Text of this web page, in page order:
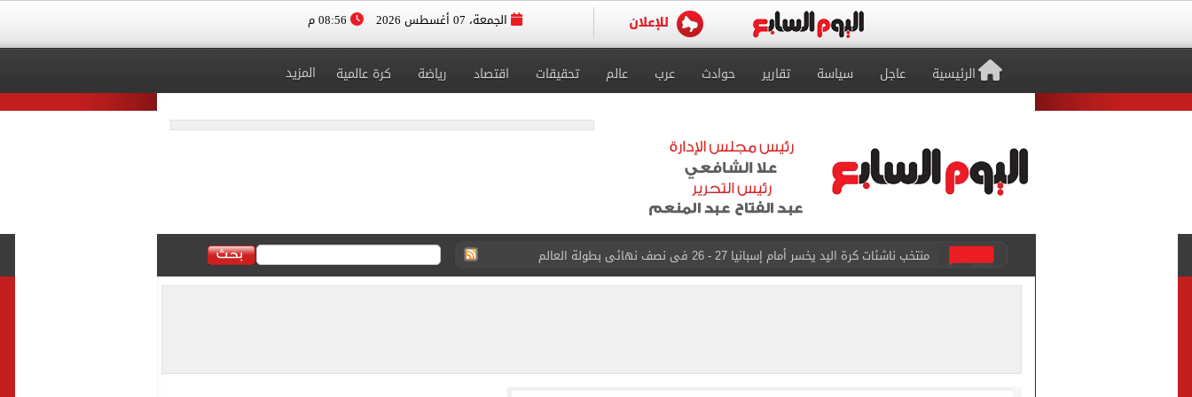
الجمعة، 07 أغسطس 2026
الرئيسية عاجل سياسة تقارير حوادث عرب عالم تحقيقات اقتصاد رياضة كرة عالمية المزيد
منتخب ناشئات كرة اليد يخسر أمام إسبانيا 27 - 26 فى نصف نهائى بطولة العالم
قفزة أعادت الزمن الجميل.. رأسية وائل جمعة فى مران الأهلي تستحضر أمجاد الصخرة
الزمالك يبلغ 4 لاعبين بعدم التواجد مع الفريق الأول بالموسم الجديد